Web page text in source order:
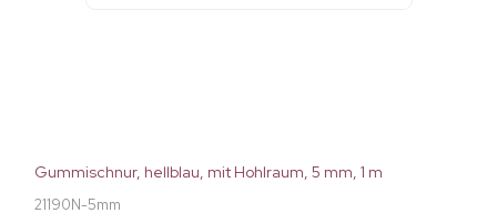
Gummischnur, hellblau, mit Hohlraum, 5 mm, 1 m
21190N-5mm